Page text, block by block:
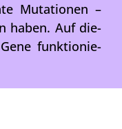
Muta­tio­nen –
haben. Auf die­
funk­tio­nie­